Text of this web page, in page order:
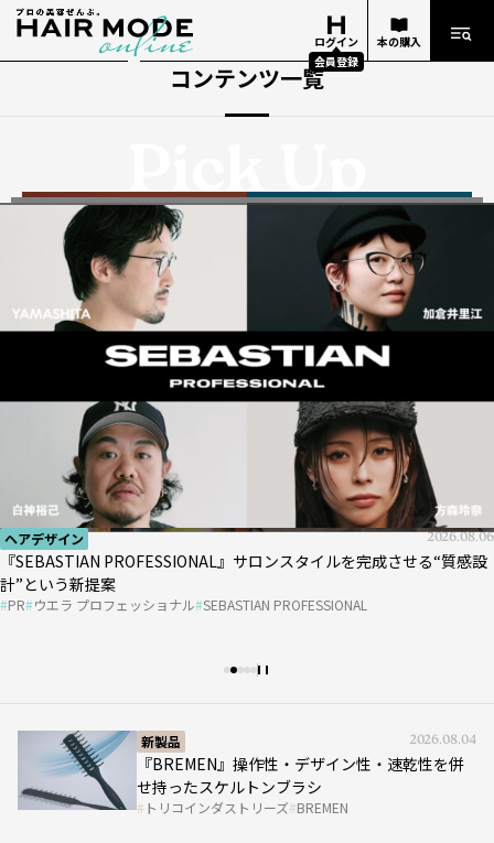
ログイン
会員登録
本の購入
コンテンツ一覧
Pick Up
新製品 2026.08.03
照明も硬化もこれ1台 LEDまつエク施術の救世主
アイラッシュガレージ
イベント
『アリミノ ウルトラシナジー 2026』開催決定！
ヘアデザイン 2026.08.06
『SEBASTIAN PROFESSIONAL』サロンスタイルを完成させる“質感設
計”という新提案
PR ウエラ プロフェッショナル SEBASTIAN PROFESSIONAL
新製品 2026.08.04
『BREMEN』操作性・デザイン性・速乾性を併せ持ったスケルトンブ
ラシ
トリコインダストリーズ BREMEN
新製品 2026.08.04
『ULTIST by PRIMIENCE』新色 とろけるような透明感で描く洗練さ
れたトレンドカラー
資生堂プロフェッショナル ULTIST by PRIMIENCE
新製品 2026.08.03
照明も硬化もこれ1台 LEDまつエク施術の救世主
アイラッシュガレージ
イベント
『アリミノ ウルトラシナジー 2026』開催決定！
新製品 2026.08.04
『ULTIST by PRIMIENCE』新色 とろけるよう
な透明感で描く洗練されたトレンドカラー
資生堂プロフェッショナル ULTIST by PRIMIENCE